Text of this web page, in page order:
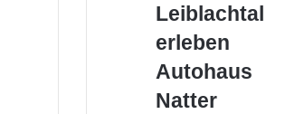
Leiblachtal
Leiblachtal
erleben
Autohaus
Autohaus
Natter